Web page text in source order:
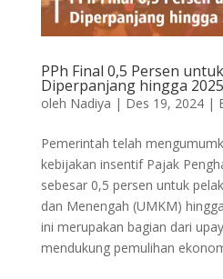
PPh Final 0,5 Persen
Diperpanjang hingga 2025
oleh Nadiya | Des 19, 2024|
Pemerintah telah
kebijakan insentif Pajak
sebesar 0,5 persen untuk
dan Menengah (UMKM)
ini merupakan bagian dari
mendukung pemulihan